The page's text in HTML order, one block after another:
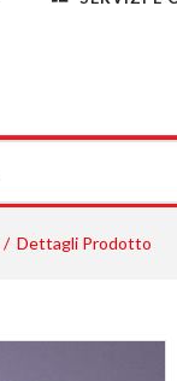
Dettagli Prodotto